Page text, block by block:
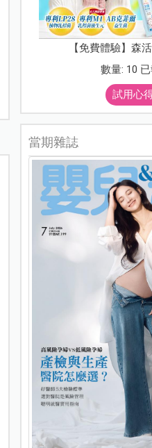
【免費體驗】森
數量: 10
試用心
當期雜誌